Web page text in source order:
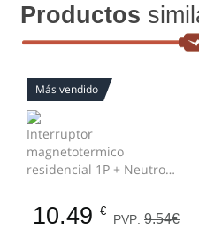
Productos
Más vendido
Interruptor
magnetotermico
residencial 1P + Neutro
10.49 €
PVP: 9.54€